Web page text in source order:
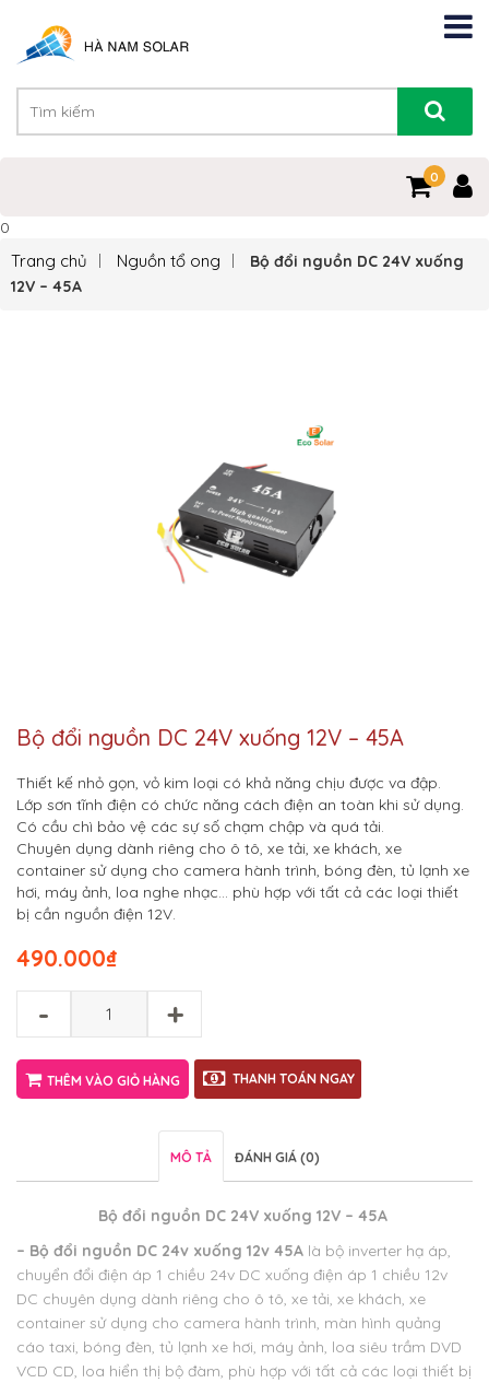
0
0
Trang chủ Nguồn tổ ong
Bộ đổi nguồn DC 24V xuống
12V – 45A
Bộ đổi nguồn DC 24V xuống 12V – 45A
Thiết kế nhỏ gọn, vỏ kim loại có khả năng chịu được va đập.
Lớp sơn tĩnh điện có chức năng cách điện an toàn khi sử dụng.
Có cầu chì bảo vệ các sự số chạm chập và quá tải.
Chuyên dụng dành riêng cho ô tô, xe tải, xe khách, xe
container sử dụng cho camera hành trình, bóng đèn, tủ lạnh xe
hơi, máy ảnh, loa nghe nhạc… phù hợp với tất cả các loại thiết
bị cần nguồn điện 12V.
₫
490.000
- +
THÊM VÀO GIỎ HÀNG THANH TOÁN NGAY
MÔ TẢ ĐÁNH GIÁ (0)
Bộ đổi nguồn DC 24V xuống 12V – 45A
– Bộ đổi nguồn DC 24v xuống 12v 45A là bộ inverter hạ áp,
chuyển đổi điện áp 1 chiều 24v DC xuống điện áp 1 chiều 12v
DC chuyên dụng dành riêng cho ô tô, xe tải, xe khách, xe
container sử dụng cho camera hành trình, màn hình quảng
cáo taxi, bóng đèn, tủ lạnh xe hơi, máy ảnh, loa siêu trầm DVD
VCD CD, loa hiển thị bộ đàm, phù hợp với tất cả các loại thiết bị